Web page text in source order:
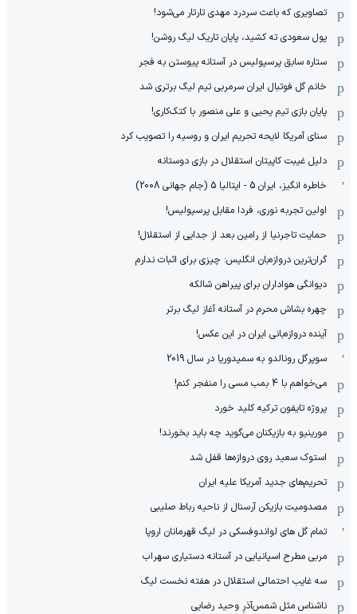
تصاویری که باعث سردرد مهدی تارتار می‌شود!
پول سعودی ته کشید، پایان تاریک لیگ روشن!
ستاره سابق پرسپولیس در آستانه پیوستن به فجر
خانم گل فوتبال ایران سرمربی تیم لیگ برتری شد
پایان بازی تیم یحیی و علی منصور با کتک‌کاری!
سنای آمریکا لایحه تحریم ایران و روسیه را تصویب کرد
دلیل غیبت کاپیتان استقلال در بازی دوستانه
خاطره انگیز، ایران 5 - ایتالیا 5 (جام جهانی 2008)
اولین تجربه نوری، فردا مقابل پرسپولیس!
حمایت تاجرنیا از رامین بعد از جدایی از استقلال!
گران‌ترین دروازه‌بان انگلیس: چیزی برای اثبات ندارم
دیوانگی هواداران برای پیراهن شالکه
چهره بشاش محرم در آستانه آغاز لیگ برتر
آینده دروازه‌بانی ایران در این عکس!
سوپرگل رونالدو به سمپدوریا در سال 2019
می‌خواهم با 4 بمب مسی را منفجر کنم!
پروژه تایفون ترکیه کلید خورد
مورینیو به بازیکنان می‌گوید چه باید بخورند!
استوک سعید روی دروازه‌ها قفل شد
تحریم‌های جدید آمریکا علیه ایران
مصدومیت بازیکن آرسنال از ناحیه رباط صلیبی
تمام گل های لواندوفسکی در لیگ قهرمانان اروپا
مربی مطرح اسپانیایی در آستانه دستیاری سهراب
سه غایب احتمالی استقلال در هفته نخست لیگ
ناشناس مثل شمس‌آذرِ وحید رضایی